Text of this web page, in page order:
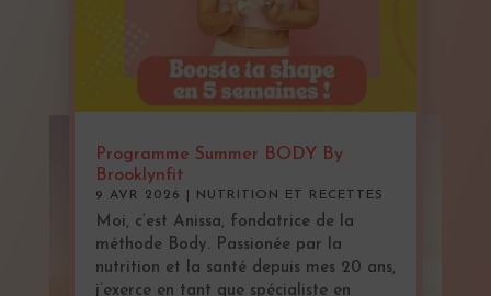
Programme Summer BODY By
Brooklynfit
9 AVR 2026 NUTRITION ET RECETTES
Moi, c’est Anissa, fondatrice de la
méthode Body. Passionée par la
nutrition et la santé depuis mes 20 ans,
j’exerce en tant que spécialiste en